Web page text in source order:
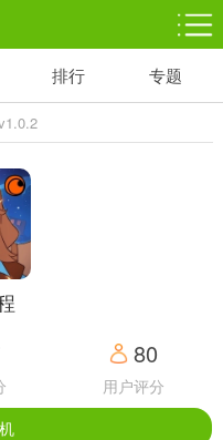
体育竞技
5百+款游戏
排行 专题
80
用户评分